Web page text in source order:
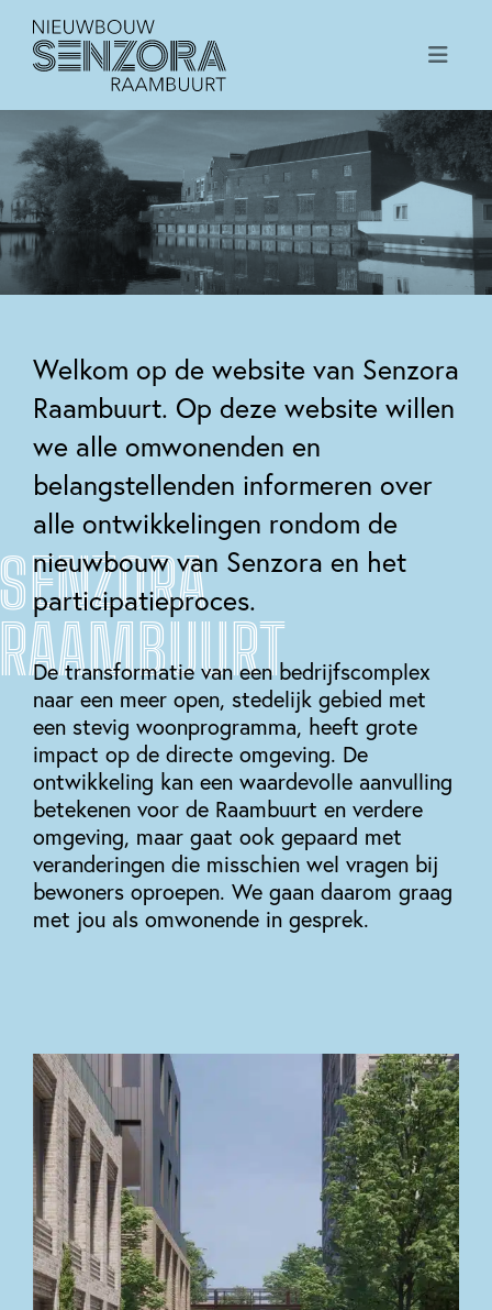
Welkom op de website van Senzora
Raambuurt. Op deze website willen
we alle omwonenden en
belangstellenden informeren over
alle ontwikkelingen rondom de
nieuwbouw van Senzora en het
participatieproces.
De transformatie van een bedrijfscomplex
naar een meer open, stedelijk gebied met
een stevig woonprogramma, heeft grote
impact op de directe omgeving. De
ontwikkeling kan een waardevolle aanvulling
betekenen voor de Raambuurt en verdere
omgeving, maar gaat ook gepaard met
veranderingen die misschien wel vragen bij
bewoners oproepen. We gaan daarom graag
met jou als omwonende in gesprek.